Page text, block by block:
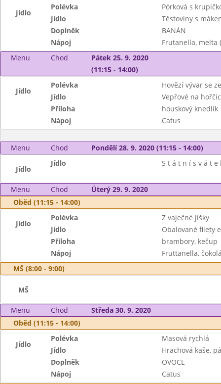
Jídlo
Polévka
Pórková s
Jídlo
Těstoviny s
Doplněk
BANÁN
Nápoj
Frutanella, melta
Menu
Chod
Pátek 25. 9. 2020
(11:15 - 14:00)
Jídlo
Polévka
Hovězí vývar se
Jídlo
Vepřové na
Příloha
houskový knedlík
Nápoj
Catus
Menu Chod Pondělí 28. 9. 2020 (11:15 - 14:00)
Jídlo
Jídlo S t á t n í s v á t e
Menu Chod
Úterý 29. 9. 2020
Oběd (11:15 - 14:00)
Jídlo
Polévka
Z vaječné jíšky
Jídlo
Obalované filety
Příloha
brambory, kečup
Nápoj
Fruttanella,
MŠ (8:00 - 9:00)
MŠ
Menu Chod
Středa 30. 9. 2020
Oběd (11:15 - 14:00)
Jídlo
Polévka
Masová rychlá
Jídlo
Hrachová kaše,
Doplněk
OVOCE
Nápoj
Catus